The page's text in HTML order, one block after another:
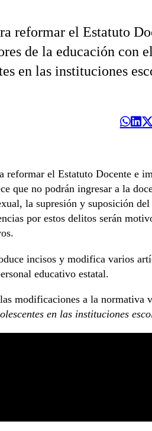
reformar el Estatuto
de la educación con
en las instituciones
reformar el Estatuto Docente e
que no podrán ingresar a la
la supresión y suposición
por estos delitos serán
incisos y modifica varios
educativo estatal.
modificaciones a la normativa
en las instituciones